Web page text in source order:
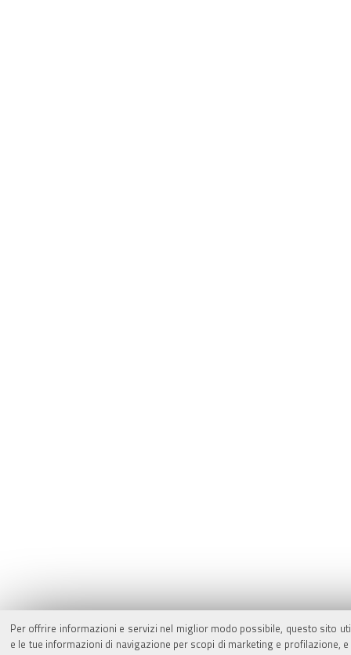
Per offrire informazioni e servizi nel miglior modo possibile, questo sito
e le tue informazioni di navigazione per scopi di marketing e